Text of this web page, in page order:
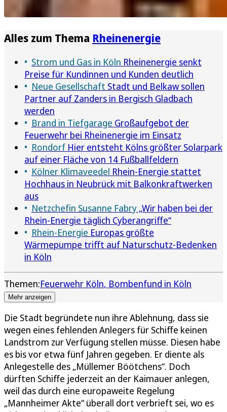
Alles zum Thema Rheinenergie
Strom und Gas in Köln Rheinenergie senkt
Preise für Kundinnen und Kunden deutlich
Neue Gesellschaft Stadt und Belkaw sollen
Partner auf Zanders in Bergisch Gladbach
werden
Brand in Tiefgarage Großaufgebot der
Feuerwehr bei Rheinenergie im Einsatz
Rondorf Hier entsteht Kölns größter Solarpark
auf einer Fläche von 14 Fußballfeldern
Kölner Klimaveedel Rhein-Energie stattet
Hochhaus in Neubrück mit Balkonkraftwerken
aus
Netzchefin Susanne Fabry „Wir haben bei der
Rhein-Energie täglich Cyberangriffe“
Rhein-Energie Europas größte
Wärmepumpe trifft auf Naturschutz-Bedenken
in Köln
Themen:Feuerwehr Köln Bombenfund in Köln
Mehr anzeigen
Die Stadt begründete nun ihre Ablehnung, dass sie
wegen eines fehlenden Anlegers für Schiffe keinen
Landstrom zur Verfügung stellen müsse. Diesen habe
es bis vor etwa fünf Jahren gegeben. Er diente als
Anlegestelle des „Müllemer Böötchens“. Doch
dürften Schiffe jederzeit an der Kaimauer anlegen,
weil das durch eine europaweite Regelung
„Mannheimer Akte“ überall dort verbrieft sei, wo es